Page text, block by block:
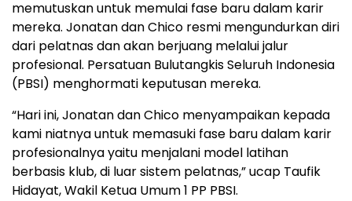
memutuskan untuk memulai fase baru dalam karir
mereka. Jonatan dan Chico resmi mengundurkan diri
dari pelatnas dan akan berjuang melalui jalur
profesional. Persatuan Bulutangkis Seluruh Indonesia
(PBSI) menghormati keputusan mereka.
“Hari ini, Jonatan dan Chico menyampaikan kepada
kami niatnya untuk memasuki fase baru dalam karir
profesionalnya yaitu menjalani model latihan
berbasis klub, di luar sistem pelatnas,” ucap Taufik
Hidayat, Wakil Ketua Umum 1 PP PBSI.